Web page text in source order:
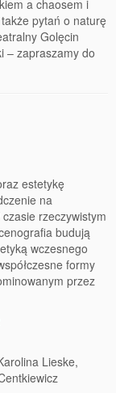
a chaosem i
pytań o naturę
Golęcin
– zapraszamy do
estetykę
na
rzeczywistym
budują
wczesnego
formy
przez
Lieske,